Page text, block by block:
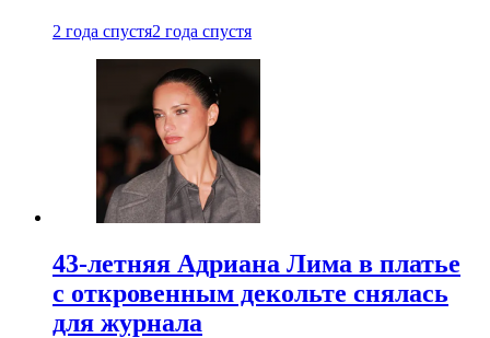
2 года спустя2 года спустя
43-летняя Адриана Лима в платье
с откровенным декольте снялась
для журнала